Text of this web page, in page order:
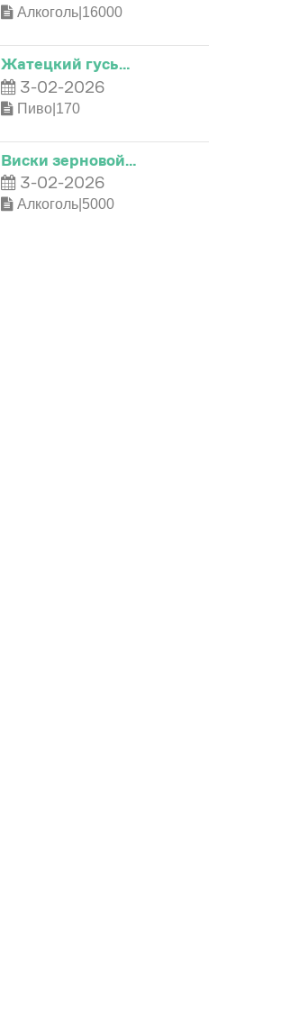
Алкоголь|16000
Жатецкий гусь…
3-02-2026
Пиво|170
Виски зерновой…
3-02-2026
Алкоголь|5000